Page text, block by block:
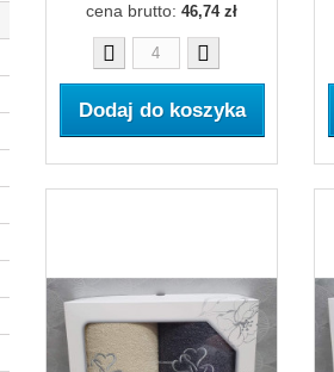
cena brutto: 46,74 zł
Dodaj do koszyka